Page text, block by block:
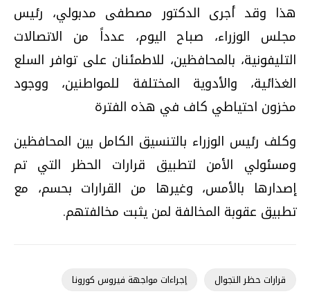
هذا وقد أجرى الدكتور مصطفى مدبولي، رئيس
مجلس الوزراء، صباح اليوم، عدداً من الاتصالات
التليفونية، بالمحافظين، للاطمئنان على توافر السلع
الغذائية، والأدوية المختلفة للمواطنين، ووجود
مخزون احتياطي كاف في هذه الفترة
وكلف رئيس الوزراء بالتنسيق الكامل بين المحافظين
ومسئولي الأمن لتطبيق قرارات الحظر التي تم
إصدارها بالأمس، وغيرها من القرارات بحسم، مع
تطبيق عقوبة المخالفة لمن يثبت مخالفتهم.
قرارات حظر التجوال إجراءات مواجهة فيروس كورونا